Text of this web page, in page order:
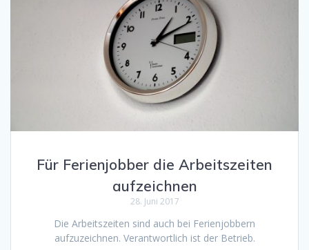
Für Ferienjobber die Arbeitszeiten
aufzeichnen
28. Juni 2017
Die Arbeitszeiten sind auch bei Ferienjobbern
aufzuzeichnen. Verantwortlich ist der Betrieb.